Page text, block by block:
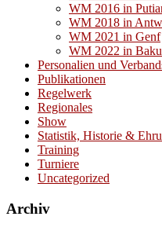
WM 2016 in
WM 2018 in
WM 2021 in Genf
WM 2022 in Baku
Personalien und
Publikationen
Regelwerk
Regionales
Show
Statistik, Historie &
Training
Turniere
Uncategorized
Archiv